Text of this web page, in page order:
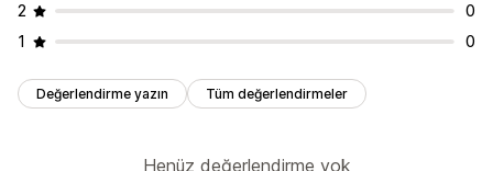
2
0
1
0
Değerlendirme yazın Tüm değerlendirmeler
Henüz değerlendirme yok